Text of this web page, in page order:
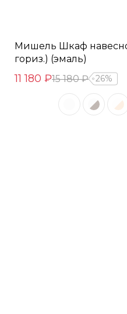
Мишель Шкаф
гориз.) (эмаль)
11 180 ₽15 180 ₽ 26%